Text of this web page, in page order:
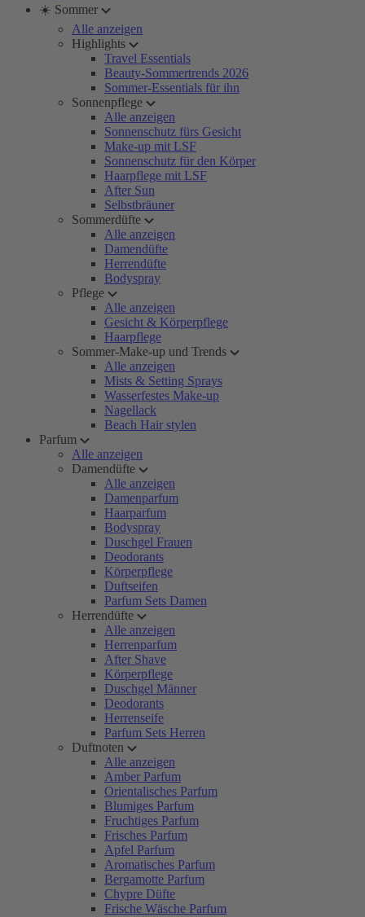
☀️ Sommer
Alle anzeigen
Highlights
Travel Essentials
Beauty-Sommertrends 2026
Sommer-Essentials für ihn
Sonnenpflege
Alle anzeigen
Sonnenschutz fürs Gesicht
Make-up mit LSF
Sonnenschutz für den Körper
Haarpflege mit LSF
After Sun
Selbstbräuner
Sommerdüfte
Alle anzeigen
Damendüfte
Herrendüfte
Bodyspray
Pflege
Alle anzeigen
Gesicht & Körperpflege
Haarpflege
Sommer-Make-up und Trends
Alle anzeigen
Mists & Setting Sprays
Wasserfestes Make-up
Nagellack
Beach Hair stylen
Parfum
Alle anzeigen
Damendüfte
Alle anzeigen
Damenparfum
Haarparfum
Bodyspray
Duschgel Frauen
Deodorants
Körperpflege
Duftseifen
Parfum Sets Damen
Herrendüfte
Alle anzeigen
Herrenparfum
After Shave
Körperpflege
Duschgel Männer
Deodorants
Herrenseife
Parfum Sets Herren
Duftnoten
Alle anzeigen
Amber Parfum
Orientalisches Parfum
Blumiges Parfum
Fruchtiges Parfum
Frisches Parfum
Apfel Parfum
Aromatisches Parfum
Bergamotte Parfum
Chypre Düfte
Frische Wäsche Parfum